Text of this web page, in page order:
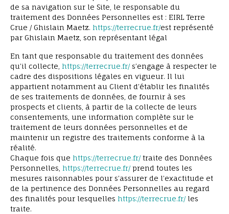
de sa navigation sur le Site, le responsable du
traitement des Données Personnelles est : EIRL Terre
Crue / Ghislain Maetz. https://terrecrue.fr/est représenté
par Ghislain Maetz, son représentant légal
En tant que responsable du traitement des données
qu’il collecte, https://terrecrue.fr/s’engage à respecter le
cadre des dispositions légales en vigueur. Il lui
appartient notamment au Client d’établir les finalités
de ses traitements de données, de fournir à ses
prospects et clients, à partir de la collecte de leurs
consentements, une information complète sur le
traitement de leurs données personnelles et de
maintenir un registre des traitements conforme à la
réalité.
Chaque fois que https://terrecrue.fr/traite des Données
Personnelles, https://terrecrue.fr/prend toutes les
mesures raisonnables pour s’assurer de l’exactitude et
de la pertinence des Données Personnelles au regard
des finalités pour lesquelles https://terrecrue.fr/les
traite.